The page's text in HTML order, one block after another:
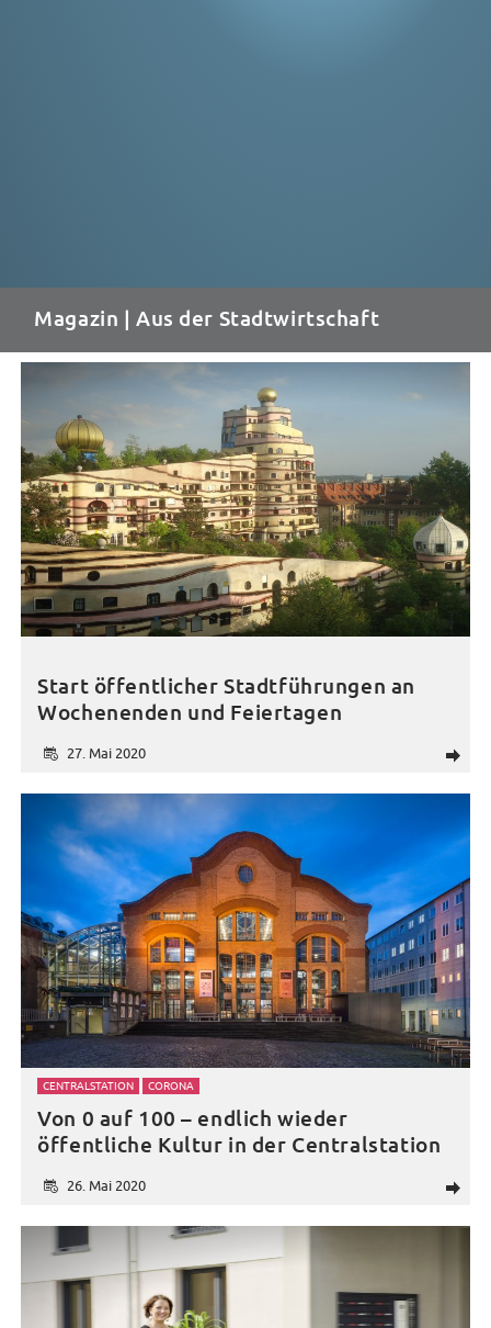
Magazin | Aus der Stadtwirtschaft
d
27. Mai 2020
Start öffentlicher Stadtführungen an
Wochenenden und Feiertagen
d
26. Mai 2020
CENTRALSTATION CORONA
Von 0 auf 100 – endlich wieder
öffentliche Kultur in der Centralstation